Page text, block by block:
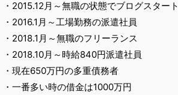
・2015.12月～無職の状態でブログスタート
・2016.1月～工場勤務の派遣社員
・2018.1月～無職のフリーランス
・2018.10月～時給840円派遣社員
・現在650万円の多重債務者
・一番多い時の借金は1000万円